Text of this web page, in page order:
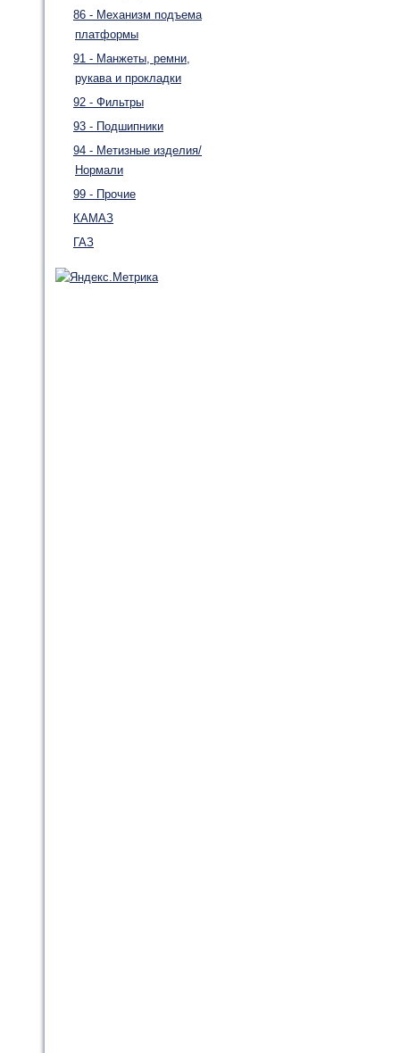
86 - Механизм подъема
платформы
91 - Манжеты, ремни,
рукава и прокладки
92 - Фильтры
93 - Подшипники
94 - Метизные изделия/
Нормали
99 - Прочие
КАМАЗ
ГАЗ